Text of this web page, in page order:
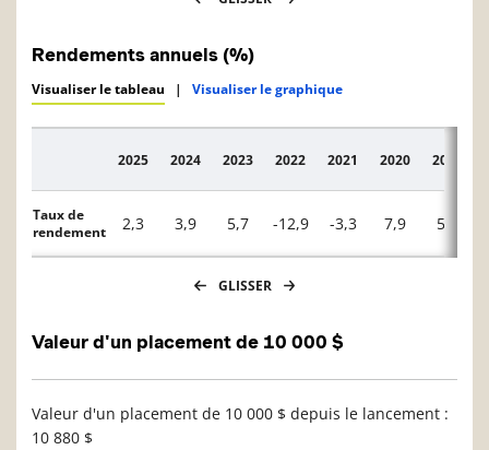
Rendements annuels (%)
Visualiser le tableau | Visualiser le graphique
Description
2025 2024 2023 2022 2021 2020 2019
Taux de
rendement
2,3 3,9 5,7 -12,9 -3,3 7,9 5,4
GLISSER
Valeur d'un placement de 10 000 $
Valeur d'un placement de 10 000 $ depuis le lancement :
10 880 $